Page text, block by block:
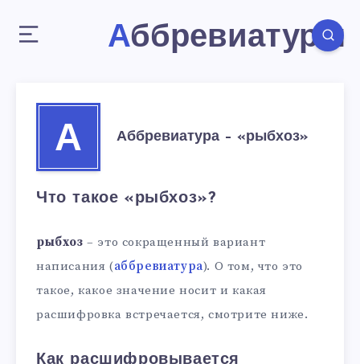
Аббревиатуры
А Аббревиатура – «рыбхоз»
Что такое «рыбхоз»?
рыбхоз – это сокращенный вариант
написания (аббревиатура). О том, что это
такое, какое значение носит и какая
расшифровка встречается, смотрите ниже.
Как расшифровывается